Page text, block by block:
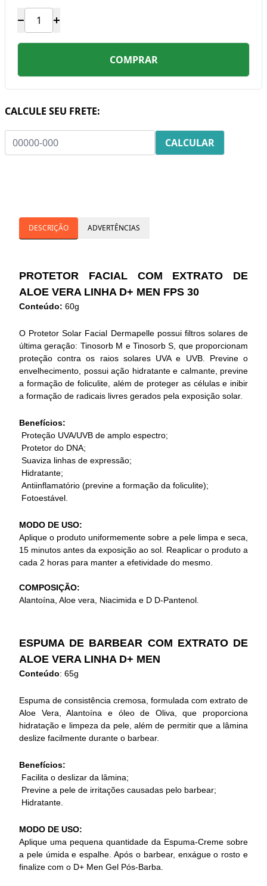
COMPRAR
CALCULE SEU FRETE:
ADVERTÊNCIAS
DESCRIÇÃO
PROTETOR FACIAL COM EXTRATO DE
ALOE VERA LINHA D+ MEN FPS 30
Conteúdo: 60g
O Protetor Solar Facial Dermapelle possui filtros solares de
última geração: Tinosorb M e Tinosorb S, que proporcionam
proteção contra os raios solares UVA e UVB. Previne o
envelhecimento, possui ação hidratante e calmante, previne
a formação de foliculite, além de proteger as células e inibir
a formação de radicais livres gerados pela exposição solar.
Benefícios:
Proteção UVA/UVB de amplo espectro;
Protetor do DNA;
Suaviza linhas de expressão;
Hidratante;
Antiinflamatório (previne a formação da foliculite);
Fotoestável.
MODO DE USO:
Aplique o produto uniformemente sobre a pele limpa e seca,
15 minutos antes da exposição ao sol. Reaplicar o produto a
cada 2 horas para manter a efetividade do mesmo.
COMPOSIÇÃO:
Alantoína, Aloe vera, Niacimida e D D-Pantenol.
ESPUMA DE BARBEAR COM EXTRATO DE
ALOE VERA LINHA D+ MEN
Conteúdo: 65g
Espuma de consistência cremosa, formulada com extrato de
Aloe Vera, Alantoína e óleo de Oliva, que proporciona
hidratação e limpeza da pele, além de permitir que a lâmina
deslize facilmente durante o barbear.
Benefícios:
Facilita o deslizar da lâmina;
Previne a pele de irritações causadas pelo barbear;
Hidratante.
MODO DE USO:
Aplique uma pequena quantidade da Espuma-Creme sobre
a pele úmida e espalhe. Após o barbear, enxágue o rosto e
finalize com o D+ Men Gel Pós-Barba.